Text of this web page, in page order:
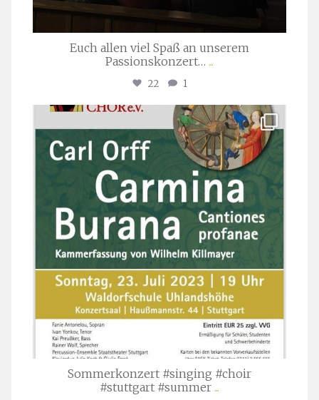
Euch allen viel Spaß an unserem
Passionskonzert… ...
22 1
stuttgarter_oratorienchor
Juli 22
Sommerkonzert #singing #choir
#stuttgart #summer ...